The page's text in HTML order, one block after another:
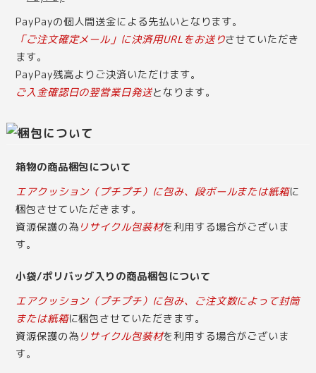
PayPayの個人間送金による先払いとなります。
「ご注文確定メール」に決済用URLをお送りさせていただき
ます。
PayPay残高よりご決済いただけます。
ご入金確認日の翌営業日発送となります。
箱物の商品梱包について
エアクッション（プチプチ）に包み、段ボールまたは紙箱に
梱包させていただきます。
資源保護の為 リサイクル包装材を利用する場合がございま
す。
小袋/ポリバッグ入りの商品梱包について
エアクッション（プチプチ）に包み、ご注文数によって封筒
または紙箱に梱包させていただきます。
資源保護の為 リサイクル包装材を利用する場合がございま
す。